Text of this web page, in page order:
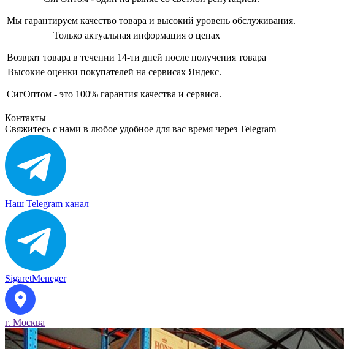
Мы гарантируем качество товара и высокий уровень обслуживания.
Только актуальная информация о ценах
Возврат товара в течении 14-ти дней после получения товара
Высокие оценки покупателей на сервисах Яндекс.
СигОптом - это 100% гарантия качества и сервиса.
Контакты
Свяжитесь с нами в любое удобное для вас время через Telegram
Наш Telegram канал
SigaretMeneger
г. Москва